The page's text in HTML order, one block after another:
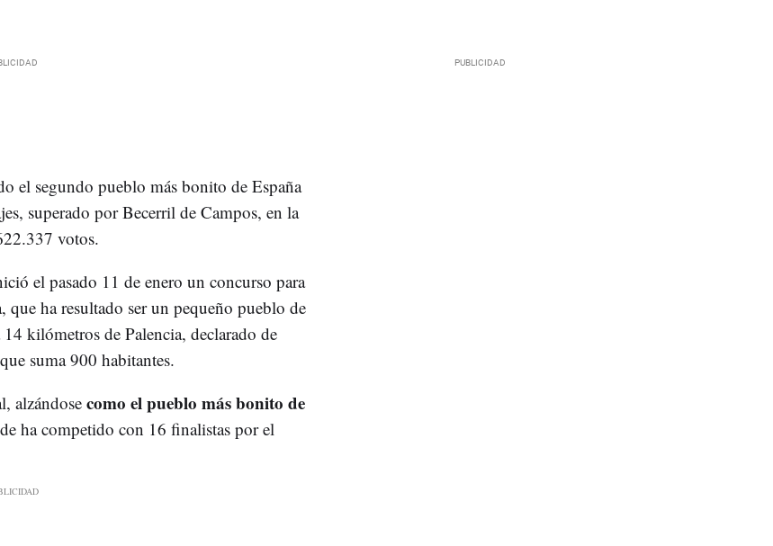
el segundo pueblo más bonito de España
superado por Becerril de Campos, en la
votos.
el pasado 11 de enero un concurso para
ha resultado ser un pequeño pueblo de
kilómetros de Palencia, declarado de
suma 900 habitantes.
alzándose como el pueblo más bonito de
ha competido con 16 finalistas por el